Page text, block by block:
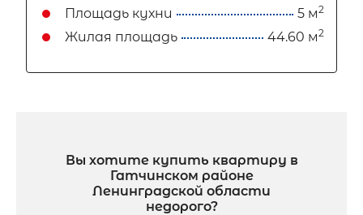
Площадь кухни 5 м2
Жилая площадь 44.60 м2
Вы хотите купить квартиру в
Гатчинском районе
Ленинградской области
недорого?